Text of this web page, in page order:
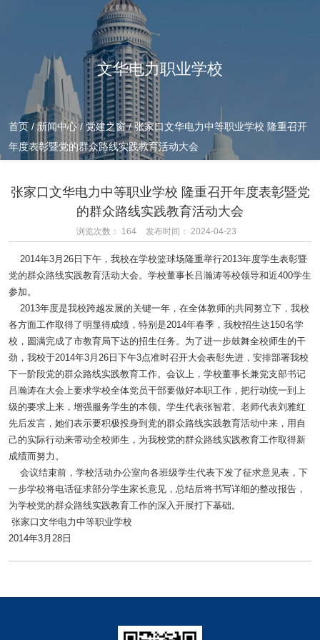
文华电力职业学校
首页/新闻中心 / 党建之窗 /张家口文华电力中等职业学校 隆重召开
年度表彰暨党的群众路线实践教育活动大会
张家口文华电力中等职业学校 隆重召开年度表彰暨党
的群众路线实践教育活动大会
浏览次数： 164 发布时间： 2024-04-23
2014年3月26日下午，我校在学校篮球场隆重举行2013年度学生表彰暨
党的群众路线实践教育活动大会。学校董事长吕瀚涛等校领导和近400学生
参加。
2013年度是我校跨越发展的关键一年，在全体教师的共同努立下，我校
各方面工作取得了明显得成绩，特别是2014年春季，我校招生达150名学
校，圆满完成了市教育局下达的招生任务。为了进一步鼓舞全校师生的干
劲，我校于2014年3月26日下午3点准时召开大会表彰先进，安排部署我校
下一阶段党的群众路线实践教育工作。会议上，学校董事长兼党支部书记
吕瀚涛在大会上要求学校全体党员干部要做好本职工作，把行动统一到上
级的要求上来，增强服务学生的本领。学生代表张智君、老师代表刘雅红
先后发言，她们表示要积极投身到党的群众路线实践教育活动中来，用自
己的实际行动来带动全校师生，为我校党的群众路线实践教育工作取得新
成绩而努力。
会议结束前，学校活动办公室向各班级学生代表下发了征求意见表，下
一步学校将电话征求部分学生家长意见，总结后将书写详细的整改报告，
为学校党的群众路线实践教育工作的深入开展打下基础。
张家口文华电力中等职业学校
2014年3月28日